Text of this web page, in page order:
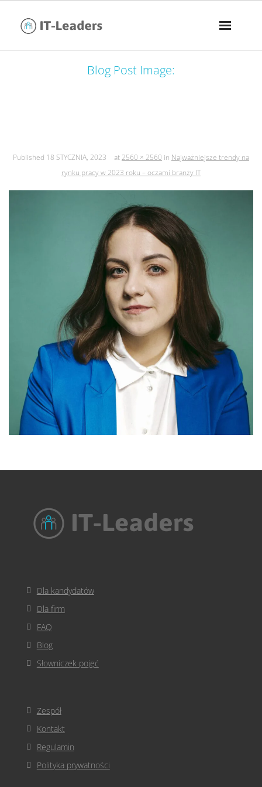
Blog Post Image:
Published 18 STYCZNIA, 2023 at2560 × 2560 in Najważniejsze trendy na
rynku pracy w 2023 roku – oczami branży IT
Dla kandydatów
Dla firm
FAQ
Blog
Słowniczek pojęć
Zespół
Kontakt
Regulamin
Polityka prywatności